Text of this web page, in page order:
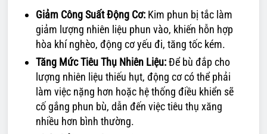
Giảm Công Suất Động Cơ: Kim phun bị tắc làm
giảm lượng nhiên liệu phun vào, khiến hỗn hợp
hòa khí nghèo, động cơ yếu đi, tăng tốc kém.
Tăng Mức Tiêu Thụ Nhiên Liệu:Để bù đắp cho
lượng nhiên liệu thiếu hụt, động cơ có thể phải
làm việc nặng hơn hoặc hệ thống điều khiển sẽ
cố gắng phun bù, dẫn đến việc tiêu thụ xăng
nhiều hơn bình thường.